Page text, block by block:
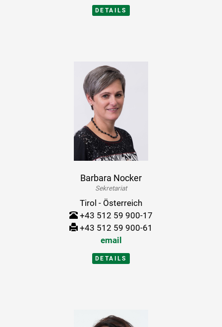
DETAILS
Barbara Nocker
Sekretariat
Tirol - Österreich
+43 512 59 900-17
+43 512 59 900-61
email
DETAILS